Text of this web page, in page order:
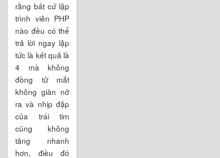
rằng bất cứ lập
trình viên PHP
nào đều có thể
trả lời ngay lập
tức là kết quả là
4 mà không
đồng tử mắt
không giãn nở
ra và nhịp đập
của trái tim
cũng không
tăng nhanh
hơn, điều đó